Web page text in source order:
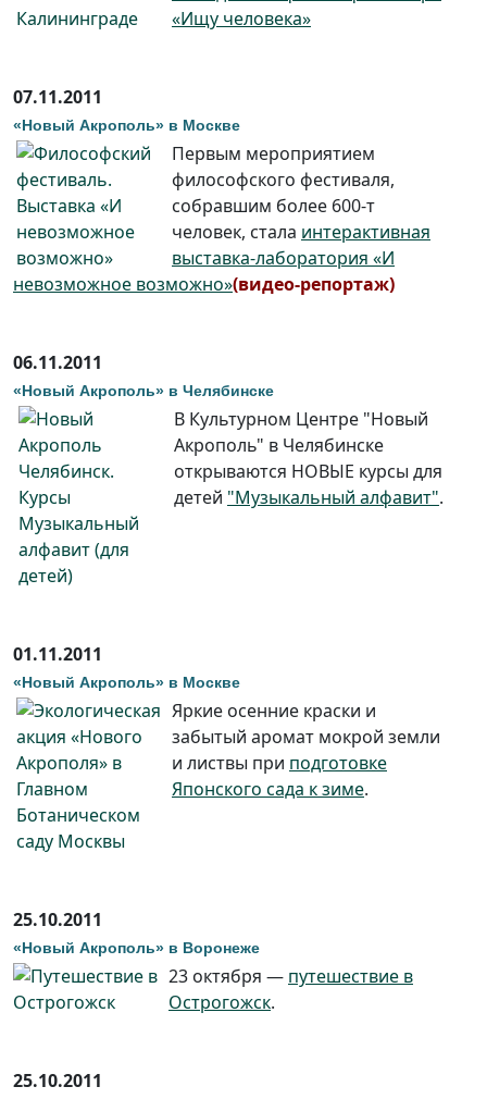
«Ищу человека»
07.11.2011
«Новый Акрополь» в Москве
Первым мероприятием
философского фестиваля,
собравшим более 600-т
человек, стала интерактивная
выставка-лаборатория «И
невозможное возможно»(видео-репортаж)
06.11.2011
«Новый Акрополь» в Челябинске
В Культурном Центре "Новый
Акрополь" в Челябинске
открываются НОВЫЕ курсы для
детей "Музыкальный алфавит".
01.11.2011
«Новый Акрополь» в Москве
Яркие осенние краски и
забытый аромат мокрой земли
и листвы при подготовке
Японского сада к зиме.
25.10.2011
«Новый Акрополь» в Воронеже
23 октября — путешествие в
Острогожск.
25.10.2011